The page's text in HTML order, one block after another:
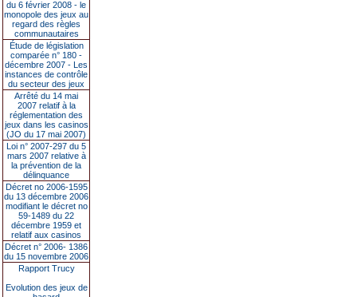
du 6 février 2008 - le
monopole des jeux au
regard des règles
communautaires
Étude de législation
comparée n° 180 -
décembre 2007 - Les
instances de contrôle
du secteur des jeux
Arrêté du 14 mai
2007 relatif à la
réglementation des
jeux dans les casinos
(JO du 17 mai 2007)
Loi n° 2007-297 du 5
mars 2007 relative à
la prévention de la
délinquance
Décret no 2006-1595
du 13 décembre 2006
modifiant le décret no
59-1489 du 22
décembre 1959 et
relatif aux casinos
Décret n° 2006- 1386
du 15 novembre 2006
Rapport Trucy
Evolution des jeux de